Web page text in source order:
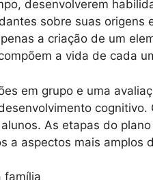
desenvolverem
sobre suas
a criação de um
a vida de cada
em grupo e uma
As etapas do
a aspectos mais amplos
família